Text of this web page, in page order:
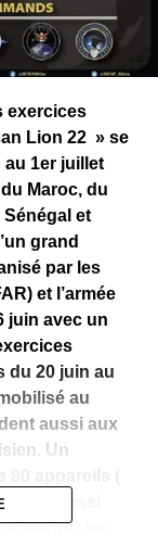
exercices
Lion 22 » se
au 1er juillet
Maroc, du
Sénégal et
grand
par les
et l’armée
juin avec un
du 20 juin au
au
aussi aux
Un
sera aussi
les